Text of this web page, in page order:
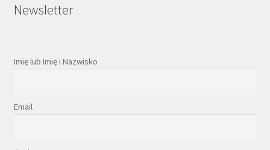
Newsletter
Imię lub Imię i Nazwisko
Email